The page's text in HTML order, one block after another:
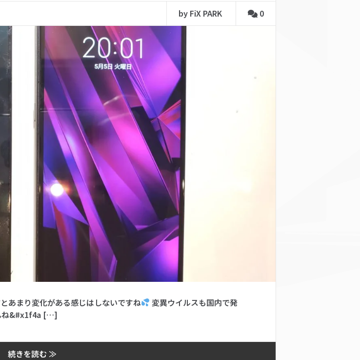
by FiX PARK 0
あまり変化がある感じはしないですね
変異ウイルスも国内で発
ね&#x1f4a […]
続きを読む ≫